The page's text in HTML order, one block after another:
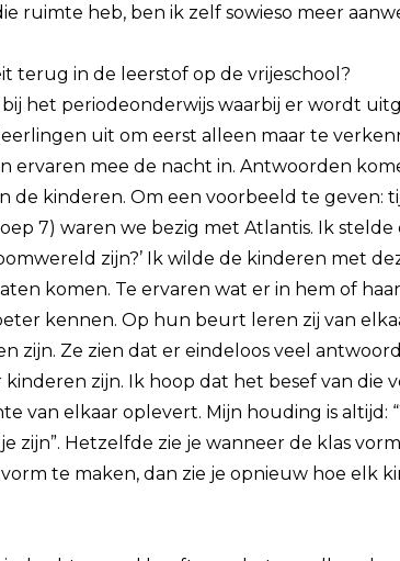
ruimte heb, ben ik zelf sowieso meer
terug in de leerstof op de vrijeschool?
het periodeonderwijs waarbij er wordt
uit om eerst alleen maar te
ervaren mee de nacht in. Antwoorden
de kinderen. Om een voorbeeld te geven:
7) waren we bezig met Atlantis. Ik stelde
zijn?’ Ik wilde de kinderen met
komen. Te ervaren wat er in hem of
kennen. Op hun beurt leren zij van
zijn. Ze zien dat er eindeloos veel
kinderen zijn. Ik hoop dat het besef van die
van elkaar oplevert. Mijn houding is altijd:
zijn”. Hetzelfde zie je wanneer de klas
te maken, dan zie je opnieuw hoe elk